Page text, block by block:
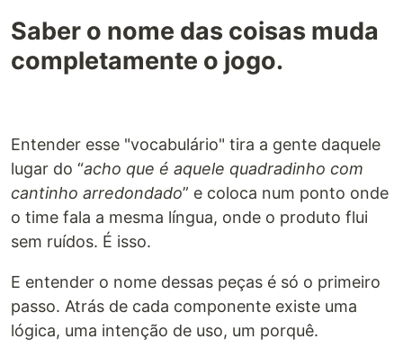
Saber o nome das coisas muda
completamente o jogo.
Entender esse "vocabulário" tira a gente daquele
lugar do “acho que é aquele quadradinho com
cantinho arredondado” e coloca num ponto onde
o time fala a mesma língua, onde o produto flui
sem ruídos. É isso.
E entender o nome dessas peças é só o primeiro
passo. Atrás de cada componente existe uma
lógica, uma intenção de uso, um porquê.